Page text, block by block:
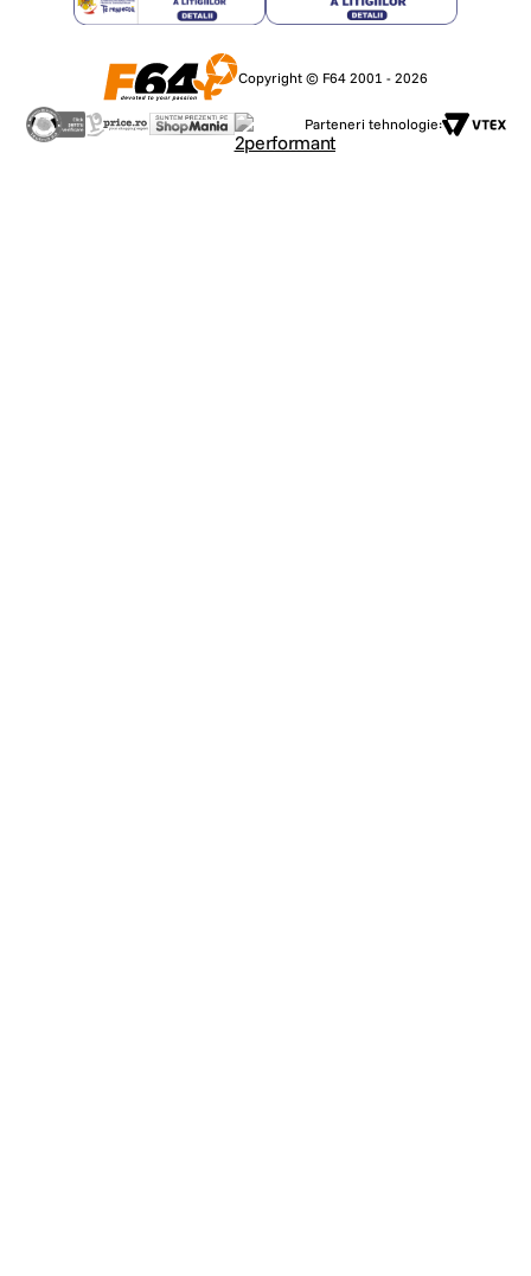
Copyright © F64 2001 - 2026
Parteneri tehnologie: